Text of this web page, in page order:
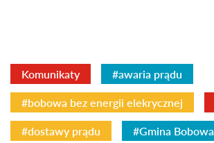
Komunikaty #awaria prądu
#bobowa bez energii elekrycznej
#dostawy prądu #Gmina Bobowa